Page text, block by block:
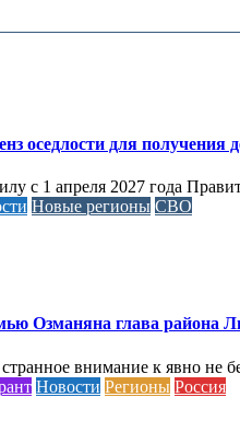
оседлости для получения
с 1 апреля 2027 года
Новые регионы СВО
Озманяна глава района
внимание к явно не
Новости Регионы Россия